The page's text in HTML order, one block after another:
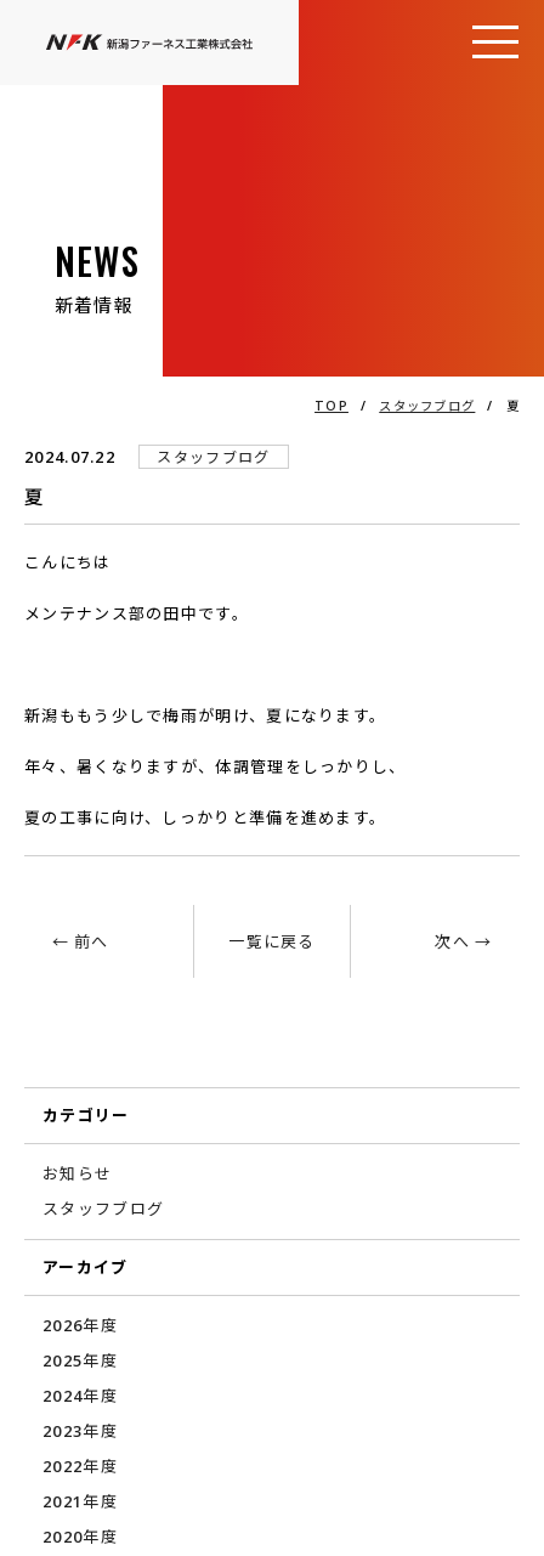
NEWS
新着情報
TOP / スタッフブログ / 夏
2024.07.22 スタッフブログ
夏
こんにちは
メンテナンス部の田中です。
新潟ももう少しで梅雨が明け、夏になります。
年々、暑くなりますが、体調管理をしっかりし、
夏の工事に向け、しっかりと準備を進めます。
← 前へ 一覧に戻る 次へ →
カテゴリー
お知らせ
スタッフブログ
アーカイブ
2026年度
2025年度
2024年度
2023年度
2022年度
2021年度
2020年度